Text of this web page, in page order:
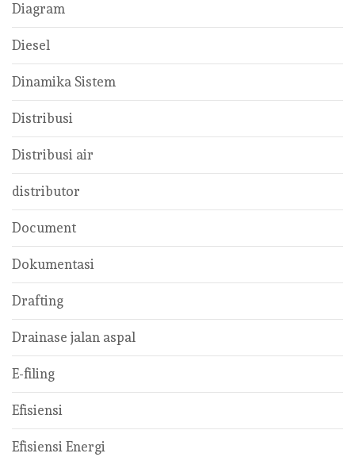
Diagram
Diesel
Dinamika Sistem
Distribusi
Distribusi air
distributor
Document
Dokumentasi
Drafting
Drainase jalan aspal
E-filing
Efisiensi
Efisiensi Energi